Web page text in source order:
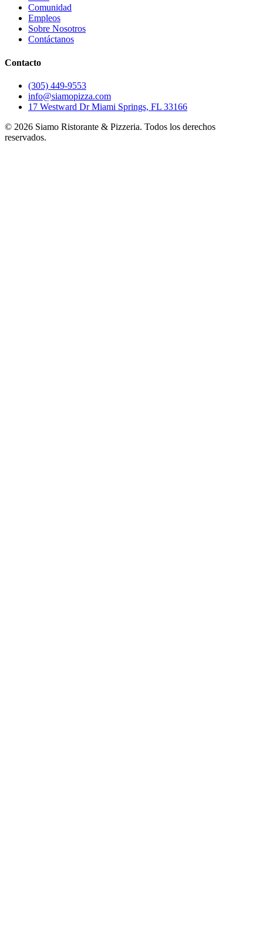
Comunidad
Empleos
Sobre Nosotros
Contáctanos
Contacto
(305) 449-9553
info@siamopizza.com
17 Westward Dr Miami Springs, FL 33166
© 2026 Siamo Ristorante & Pizzeria. Todos los derechos
reservados.